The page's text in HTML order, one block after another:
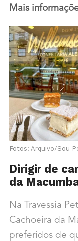
Mais
Fotos: Arquivo/Sou
Dirigir de
da
Na Travessia
Cachoeira da
preferidos de